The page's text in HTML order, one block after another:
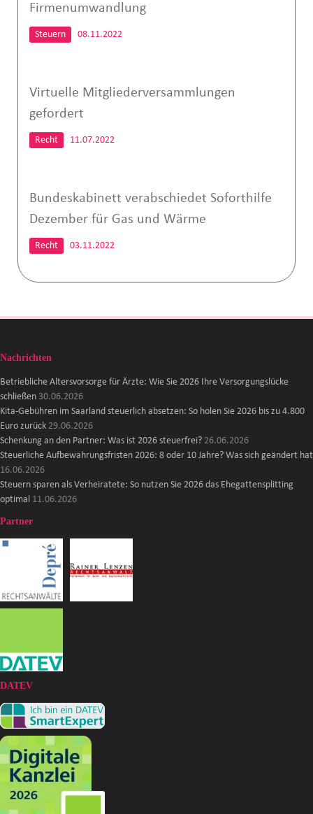
Firmenumwandlung
Steuern 08.11.2022
Virtuelle Mitgliederversammlungen
gefordert
Recht 11.07.2022
Bundeskabinett verabschiedet Soforthilfe
Dezember für Gas und Wärme
Recht 03.11.2022
Nachrichten
Betriebliche Altersvorsorge für Ärzte: Wie Sie 2026 Ihre Versorgungslücke
schließen 30.06.2026
Kita-Gebühren im Saarland steuerlich absetzen: So holen Sie 2026 bis zu 4.800
Euro zurück 29.06.2026
Schenkung an den Partner: Was ist 2026 steuerfrei? 26.06.2026
Steuerliche Aufbewahrungsfristen 2026: 8 oder 10 Jahre? Was sich geändert hat
16.06.2026
Steuern sparen als Verheiratete: So nutzen Sie 2026 das Ehegattensplitting
optimal 11.06.2026
Partner
DATEV